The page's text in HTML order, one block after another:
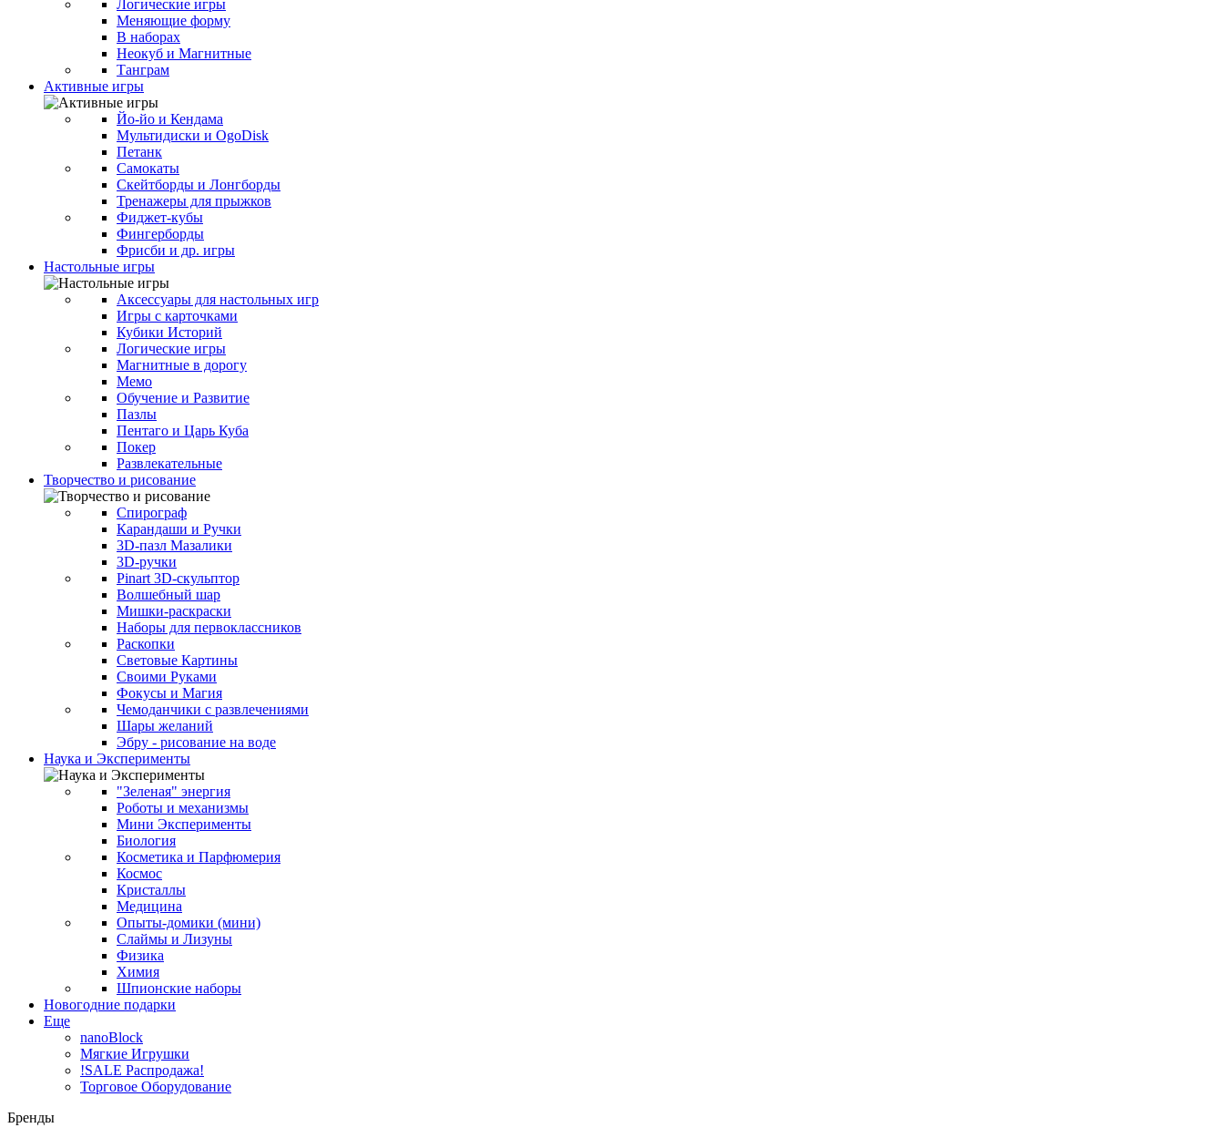
Логические игры
Меняющие форму
В наборах
Неокуб и Магнитные
Танграм
Активные игры
Йо-йо и Кендама
Мультидиски и OgoDisk
Петанк
Самокаты
Скейтборды и Лонгборды
Тренажеры для прыжков
Фиджет-кубы
Фингерборды
Фрисби и др. игры
Настольные игры
Аксессуары для настольных игр
Игры с карточками
Кубики Историй
Логические игры
Магнитные в дорогу
Мемо
Обучение и Развитие
Пазлы
Пентаго и Царь Куба
Покер
Развлекательные
Творчество и рисование
Спирограф
Карандаши и Ручки
3D-пазл Мазалики
3D-ручки
Pinart 3D-скульптор
Волшебный шар
Мишки-раскраски
Наборы для первоклассников
Раскопки
Световые Картины
Своими Руками
Фокусы и Магия
Чемоданчики с развлечениями
Шары желаний
Эбру - рисование на воде
Наука и Эксперименты
"Зеленая" энергия
Роботы и механизмы
Мини Эксперименты
Биология
Косметика и Парфюмерия
Космос
Кристаллы
Медицина
Опыты-домики (мини)
Слаймы и Лизуны
Физика
Химия
Шпионские наборы
Новогодние подарки
Еще
nanoBlock
Мягкие Игрушки
!SALE Распродажа!
Торговое Оборудование
Бренды